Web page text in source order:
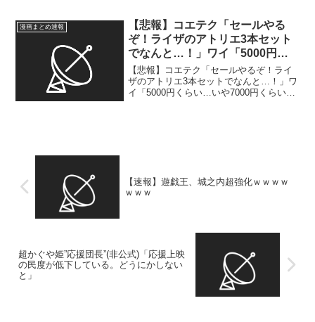
漫画まとめ速報
【悲報】コエテク「セールやる
ぞ！ライザのアトリエ3本セット
でなんと…！」ワイ「5000円く
らい…いや7000円くらいか」→
【悲報】コエテク「セールやるぞ！ライ
ザのアトリエ3本セットでなんと…！」ワ
イ「5000円くらい…いや7000円くらい
【速報】遊戯王、城之内超強化ｗｗｗｗ
ｗｗｗ
超かぐや姫”応援団長”(非公式)「応援上映
の民度が低下している。どうにかしない
と」